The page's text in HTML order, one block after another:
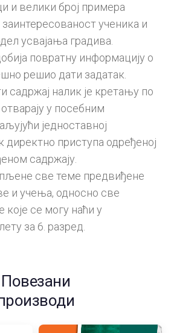
и велики број примера
ученика и
усвајања градива.
повратну информацију о
решио дати задатак.
садржај налик је кретању по
у посебним
једноставној
директно приступа одређеној
садржају.
све теме предвиђене
и учења, односно све
које се могу наћи у
за 6. разред.
Повезани